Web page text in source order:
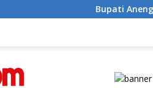
Bupati Aneng Evaluasi Realisasi